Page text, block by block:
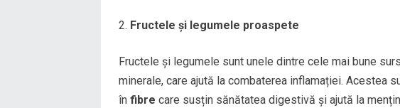
Fructele și legumele proaspete
Fructele și legumele sunt unele dintre cele mai bune
minerale, care ajută la combaterea inflamației. Acestea
în fibre care susțin sănătatea digestivă și ajută la